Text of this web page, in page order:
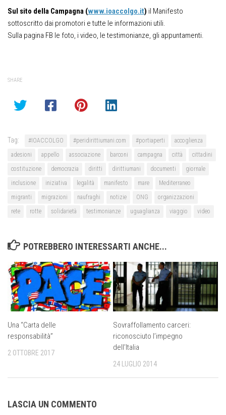
Sul sito della Campagna (www.ioaccolgo.it) il Manifesto
sottoscritto dai promotori e tutte le informazioni utili.
Sulla pagina FB le foto, i video, le testimonianze, gli appuntamenti.
SHARE
Tag: #IOACCOLGO #peridirittiumani.com #portiaperti
accoglienza
adesioni
appello associazione barconi campagna città
cittadini
costituzione
democrazia diritti dirittiumani documenti
giornale
inclusione
iniziativa legalità manifesto mare
Mediterraneo
migranti
migrazioni naufraghi notizie ONG
organizzazioni
rete
rotte solidarietà testimonianze uguaglianza viaggio video
POTREBBERO INTERESSARTI ANCHE...
Una “Carta delle
responsabilità”
2 OTTOBRE 2017
Sovraffollamento carceri:
riconosciuto l’impegno
dell’Italia
24 LUGLIO 2014
LASCIA UN COMMENTO